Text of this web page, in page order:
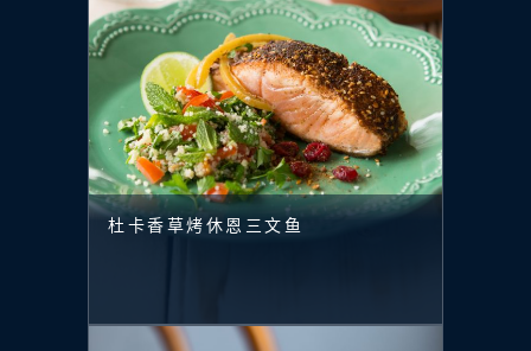
杜卡香草烤休恩三文鱼